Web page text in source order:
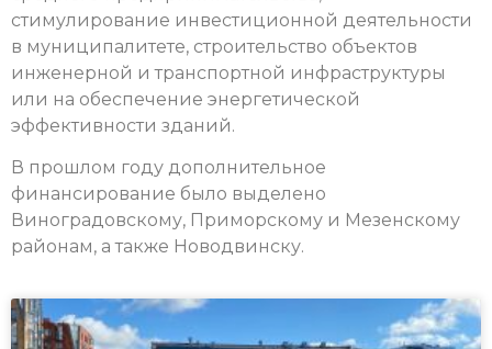
стимулирование инвестиционной деятельности
в муниципалитете, строительство объектов
инженерной и транспортной инфраструктуры
или на обеспечение энергетической
эффективности зданий.
В прошлом году дополнительное
финансирование было выделено
Виноградовскому, Приморскому и Мезенскому
районам, а также Новодвинску.